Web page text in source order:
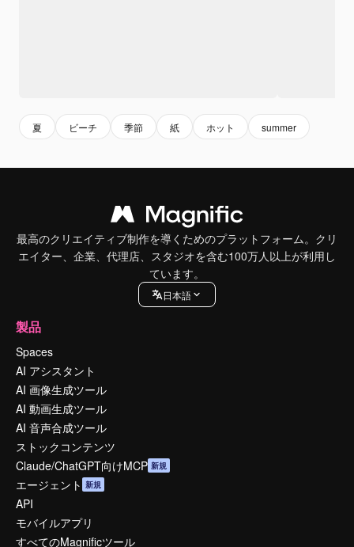
夏 ビーチ 季節 紙 ホット summer
最高のクリエイティブ制作を導くためのプラットフォーム。クリ
エイター、企業、代理店、スタジオを含む100万人以上が利用し
ています。
日本語
製品
Spaces
AI アシスタント
AI 画像生成ツール
AI 動画生成ツール
AI 音声合成ツール
ストックコンテンツ
Claude/ChatGPT向けMCP 新規
エージェント 新規
API
モバイルアプリ
すべてのMagnificツール